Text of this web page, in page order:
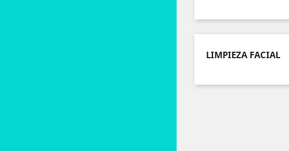
LIMPIEZA FACIAL